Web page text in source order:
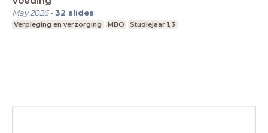
May 2026-32 slides
Verpleging en verzorging MBO Studiejaar 1,3